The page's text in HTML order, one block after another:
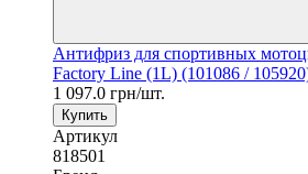
Антифриз для спортивных
Factory Line (1L) (101086 /
1 097.0 грн/шт.
Купить
Артикул
818501